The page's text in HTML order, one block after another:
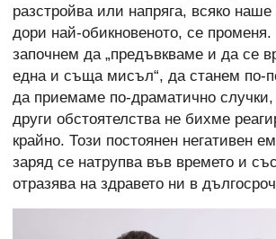
разстройва или напряга, всяко
дори най-обикновеното, се
започнем да „предъвкваме и да се
една и съща мисъл“, да станем по-
да приемаме по-драматично случки,
други обстоятелства не бихме
крайно. Този постоянен негативен
заряд се натрупва във времето и
отразява на здравето ни в